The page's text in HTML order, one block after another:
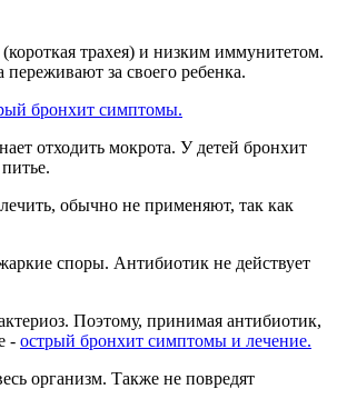
трахея) и низким иммунитетом.
за своего ребенка.
бронхит симптомы.
отходить мокрота. У детей бронхит
обычно не применяют, так как
споры. Антибиотик не действует
Поэтому, принимая антибиотик,
- острый бронхит симптомы и лечение.
организм. Также не повредят